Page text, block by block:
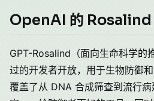
OpenAI 的 Rosalind
GPT-Rosalind（面向生命科学的
过的开发者开放，用于生物防御
覆盖了从 DNA 合成筛查到流行